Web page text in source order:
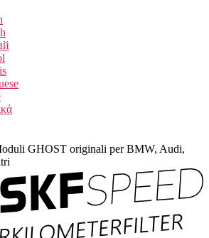
GHOST originali per BMW, Audi,